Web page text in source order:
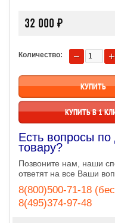
32 000 ₽
Количество:
КУПИТЬ В 1
Есть вопросы
товару?
Позвоните нам, наши
ответят на все Ваши
8(800)500-71-18
8(495)374-97-48